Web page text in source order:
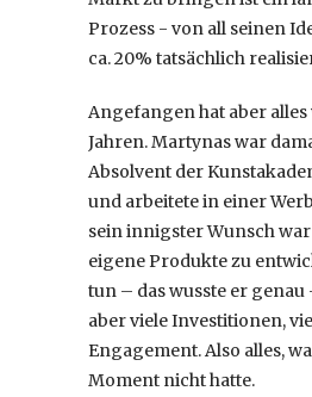
Prozess - von all seinen
ca. 20% tatsächlich
Angefangen hat aber
Jahren. Martynas war
Absolvent der
und arbeitete in einer
sein innigster Wunsch
eigene Produkte zu
tun – das wusste er
aber viele Investitionen,
Engagement. Also alles,
Moment nicht hatte.